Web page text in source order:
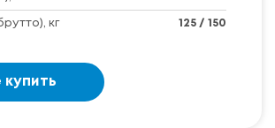
кг 125 / 150
купить